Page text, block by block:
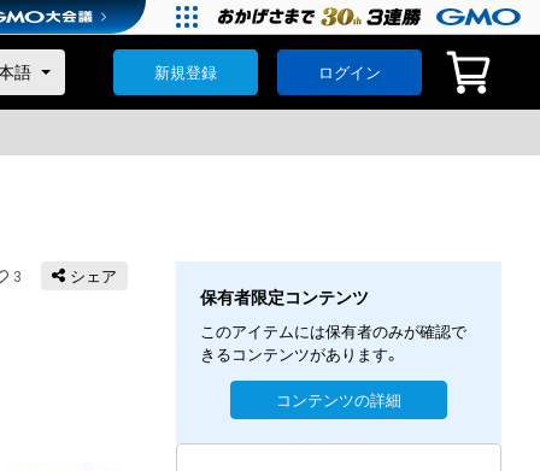
新規登録 ログイン
3 シェア
保有者限定コンテンツ
このアイテムには保有者のみが確認で
きるコンテンツがあります。
コンテンツの詳細